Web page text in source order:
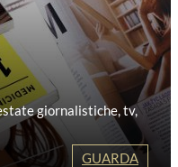
giornalistiche, tv,
GUARDA